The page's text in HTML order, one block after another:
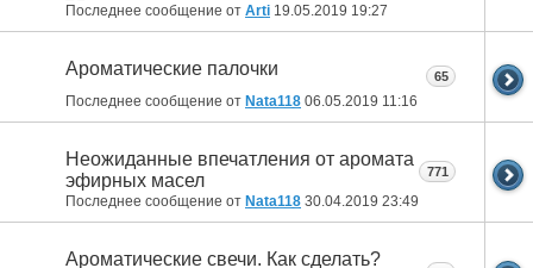
Последнее сообщение от Arti 19.05.2019 19:27
Ароматические палочки
Последнее сообщение от Nata118 06.05.2019 11:16
65
Неожиданные впечатления от аромата
эфирных масел
Последнее сообщение от Nata118 30.04.2019 23:49
771
Ароматические свечи. Как сделать?